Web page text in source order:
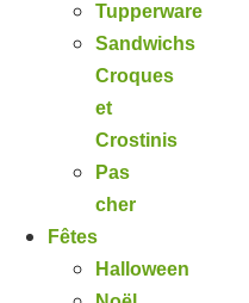
Tupperware
Sandwichs
Croques
et
Crostinis
Pas
cher
Fêtes
Halloween